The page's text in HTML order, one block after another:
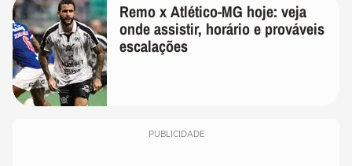
Remo x Atlético-MG hoje: veja
onde assistir, horário e prováveis
escalações
PUBLICIDADE